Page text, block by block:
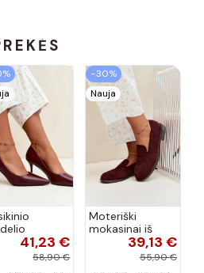
41,23 €
58,90 €
−30%
Nauja
Moteriški
mokasinai iš
dirbtinės
zomšos, bordo
39,13 €
55,90 €